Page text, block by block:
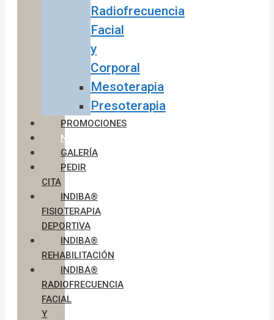
Radiofrecuencia
Facial
y
Corporal
Mesoterapia
Presoterapia
PROMOCIONES
NOTICIAS
GALERÍA
PEDIR
CITA
INDIBA®
FISIOTERAPIA
DEPORTIVA
INDIBA®
REHABILITACIÓN
INDIBA®
RADIOFRECUENCIA
FACIAL
Y